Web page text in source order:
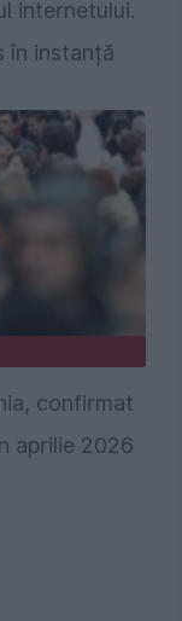
internetului.
în instanță
confirmat
aprilie 2026